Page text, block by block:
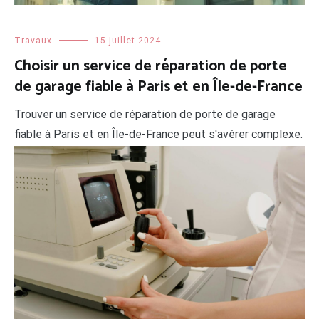
Travaux 15 juillet 2024
Choisir un service de réparation de porte
de garage fiable à Paris et en Île-de-France
Trouver un service de réparation de porte de garage
fiable à Paris et en Île-de-France peut s'avérer complexe.
Il existe plusieurs entreprises et installateurs offrant
divers types de prestations : de la simple maintenance à
l'installation complète de nouvelles portes. Comment
faire le bon choix ? Cet article explore les différents
aspects à considérer avant d'engager une […]
LIRE LA SUITE